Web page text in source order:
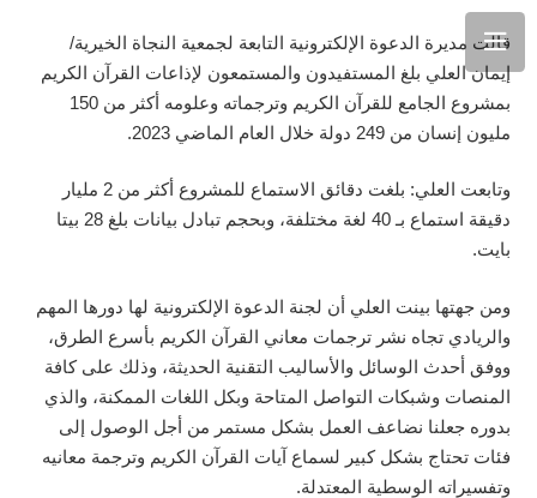
قالت مديرة الدعوة الإلكترونية التابعة لجمعية النجاة الخيرية/
إيمان العلي بلغ المستفيدون والمستمعون لإذاعات القرآن الكريم
بمشروع الجامع للقرآن الكريم وترجماته وعلومه أكثر من 150
مليون إنسان من 249 دولة خلال العام الماضي 2023.
وتابعت العلي: بلغت دقائق الاستماع للمشروع أكثر من 2 مليار
دقيقة استماع بـ 40 لغة مختلفة، وبحجم تبادل بيانات بلغ 28 بيتا
بايت.
ومن جهتها بينت العلي أن لجنة الدعوة الإلكترونية لها دورها المهم
والريادي تجاه نشر ترجمات معاني القرآن الكريم بأسرع الطرق،
ووفق أحدث الوسائل والأساليب التقنية الحديثة، وذلك على كافة
المنصات وشبكات التواصل المتاحة وبكل اللغات الممكنة، والذي
بدوره جعلنا نضاعف العمل بشكل مستمر من أجل الوصول إلى
فئات تحتاج بشكل كبير لسماع آيات القرآن الكريم وترجمة معانيه
وتفسيراته الوسطية المعتدلة.